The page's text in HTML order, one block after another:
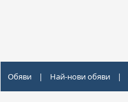
Обяви | Най-нови обяви |